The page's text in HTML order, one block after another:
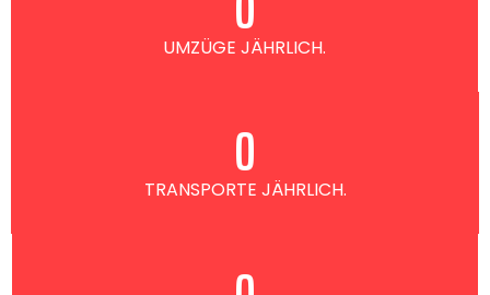
UMZÜGE JÄHRLICH.
TRANSPORTE JÄHRLICH.
0